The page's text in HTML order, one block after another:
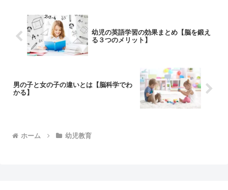
幼児の英語学習の効果まとめ【脳を鍛え
る３つのメリット】
男の子と女の子の違いとは【脳科学でわ
かる】
ホーム 幼児教育